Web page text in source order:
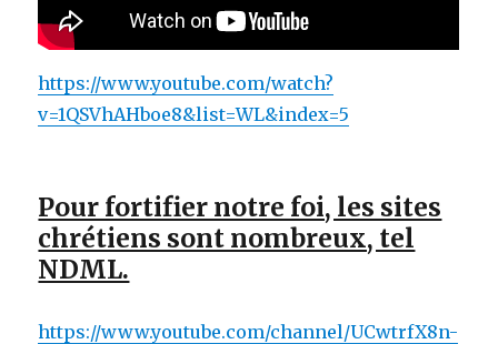
https://www.youtube.com/watch?
v=1QSVhAHboe8&list=WL&index=5
Pour fortifier notre foi, les sites
chrétiens sont nombreux, tel
NDML.
https://www.youtube.com/channel/UCwtrfX8n-